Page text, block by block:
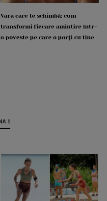
Vara care te schimbă: cum
transformi fiecare amintire într-
o poveste pe care o porți cu tine
1